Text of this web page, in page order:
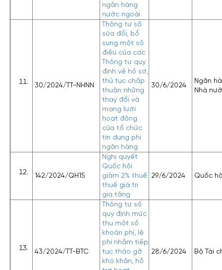
ngân hàng
nước ngoài
30/2024/TT-NHNN
Thông tư số
sửa đổi, bổ
sung một số
điều của các
Thông tư quy
định về hồ sơ,
thủ tục chấp
thuận những
thay đổi và
mạng lưới
hoạt động
của tổ chức
tín dụng phi
ngân hàng
30/6/2024
Ngân
Nhà
142/2024/QH15
Nghị quyết
Quốc hội
giảm 2% thuế
thuế giá trị
gia tăng
29/6/2024 Quốc
43/2024/TT-BTC
Thông tư số
quy định mức
thu một số
khoản phí, lệ
phí nhằm tiếp
tục tháo gỡ
khó khăn, hỗ
28/6/2024 Bộ Tài